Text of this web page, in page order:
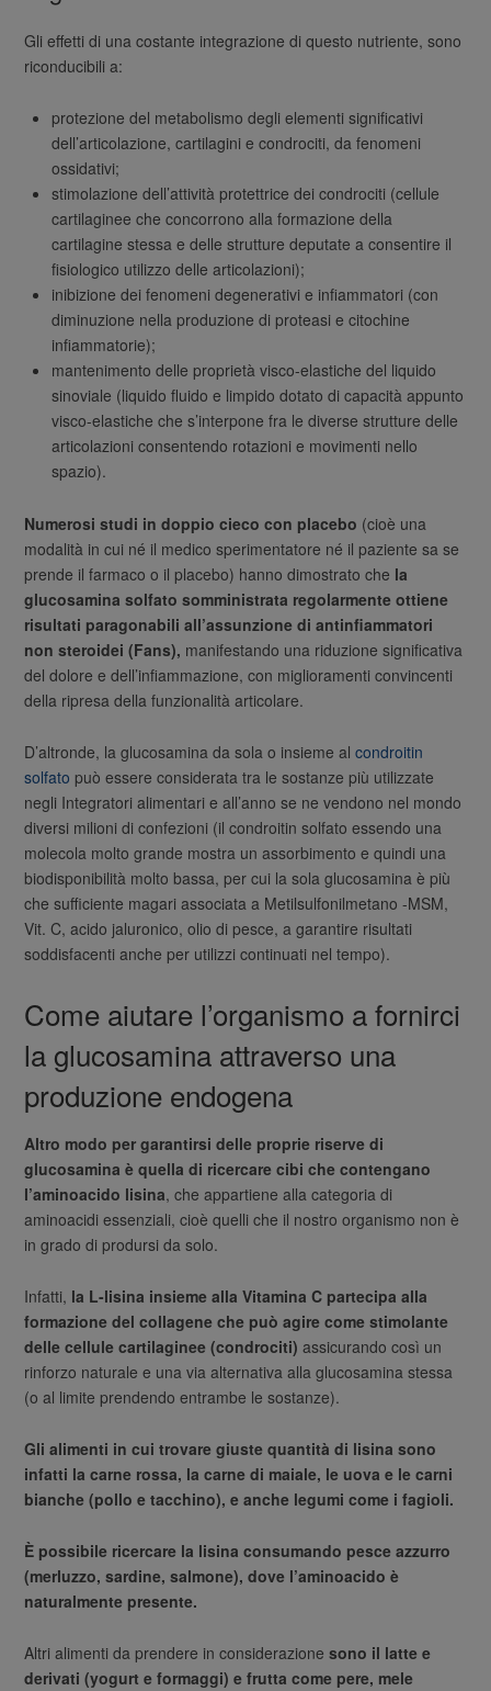
Gli effetti di una costante integrazione di questo nutriente, sono
riconducibili a:
protezione del metabolismo degli elementi significativi
dell’articolazione, cartilagini e condrociti, da fenomeni
ossidativi;
stimolazione dell’attività protettrice dei condrociti (cellule
cartilaginee che concorrono alla formazione della
cartilagine stessa e delle strutture deputate a consentire il
fisiologico utilizzo delle articolazioni);
inibizione dei fenomeni degenerativi e infiammatori (con
diminuzione nella produzione di proteasi e citochine
infiammatorie);
mantenimento delle proprietà visco-elastiche del liquido
sinoviale (liquido fluido e limpido dotato di capacità appunto
visco-elastiche che s’interpone fra le diverse strutture delle
articolazioni consentendo rotazioni e movimenti nello
spazio).
Numerosi studi in doppio cieco con placebo (cioè una
modalità in cui né il medico sperimentatore né il paziente sa se
prende il farmaco o il placebo) hanno dimostrato che la
glucosamina solfato somministrata regolarmente ottiene
risultati paragonabili all’assunzione di antinfiammatori
non steroidei (Fans), manifestando una riduzione significativa
del dolore e dell’infiammazione, con miglioramenti convincenti
della ripresa della funzionalità articolare.
D’altronde, la glucosamina da sola o insieme alcondroitin
solfato può essere considerata tra le sostanze più utilizzate
negli Integratori alimentari e all’anno se ne vendono nel mondo
diversi milioni di confezioni (il condroitin solfato essendo una
molecola molto grande mostra un assorbimento e quindi una
biodisponibilità molto bassa, per cui la sola glucosamina è più
che sufficiente magari associata a Metilsulfonilmetano -MSM,
Vit. C, acido jaluronico, olio di pesce, a garantire risultati
soddisfacenti anche per utilizzi continuati nel tempo).
Come aiutare l’organismo a fornirci
la glucosamina attraverso una
produzione endogena
Altro modo per garantirsi delle proprie riserve di
glucosamina è quella di ricercare cibi che contengano
l’aminoacido lisina, che appartiene alla categoria di
aminoacidi essenziali, cioè quelli che il nostro organismo non è
in grado di prodursi da solo.
Infatti, la L-lisina insieme alla Vitamina C partecipa alla
formazione del collagene che può agire come stimolante
delle cellule cartilaginee (condrociti) assicurando così un
rinforzo naturale e una via alternativa alla glucosamina stessa
(o al limite prendendo entrambe le sostanze).
Gli alimenti in cui trovare giuste quantità di lisina sono
infatti la carne rossa, la carne di maiale, le uova e le carni
bianche (pollo e tacchino), e anche legumi come i fagioli.
È possibile ricercare la lisina consumando pesce azzurro
(merluzzo, sardine, salmone), dove l’aminoacido è
naturalmente presente.
Altri alimenti da prendere in considerazionesono il latte e
derivati (yogurt e formaggi) e frutta come pere, mele